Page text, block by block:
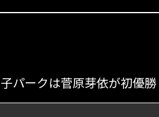
パークは菅原芽依が初優